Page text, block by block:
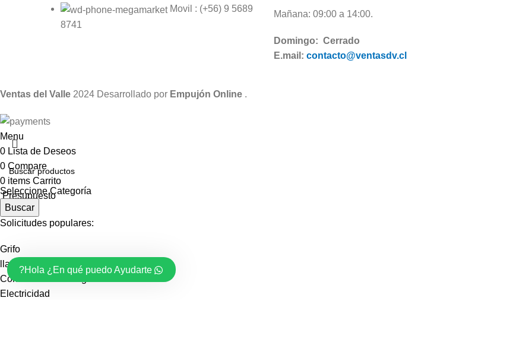
Movil : (+56) 9 5689
8741
Mañana: 09:00 a 14:00.
Domingo: Cerrado
E.mail:contacto@ventasdv.cl
Ventas del Valle 2024 Desarrollado por Empujón Online .
Seleccione Categoría
Buscar
Solicitudes populares:
Grifo
llave de paso
Contenedores de Agua
Electricidad
Hola ¿En qué puedo Ayudarte?
Menu
0 Lista de Deseos
0 Compare
0 items Carrito
Presupuesto